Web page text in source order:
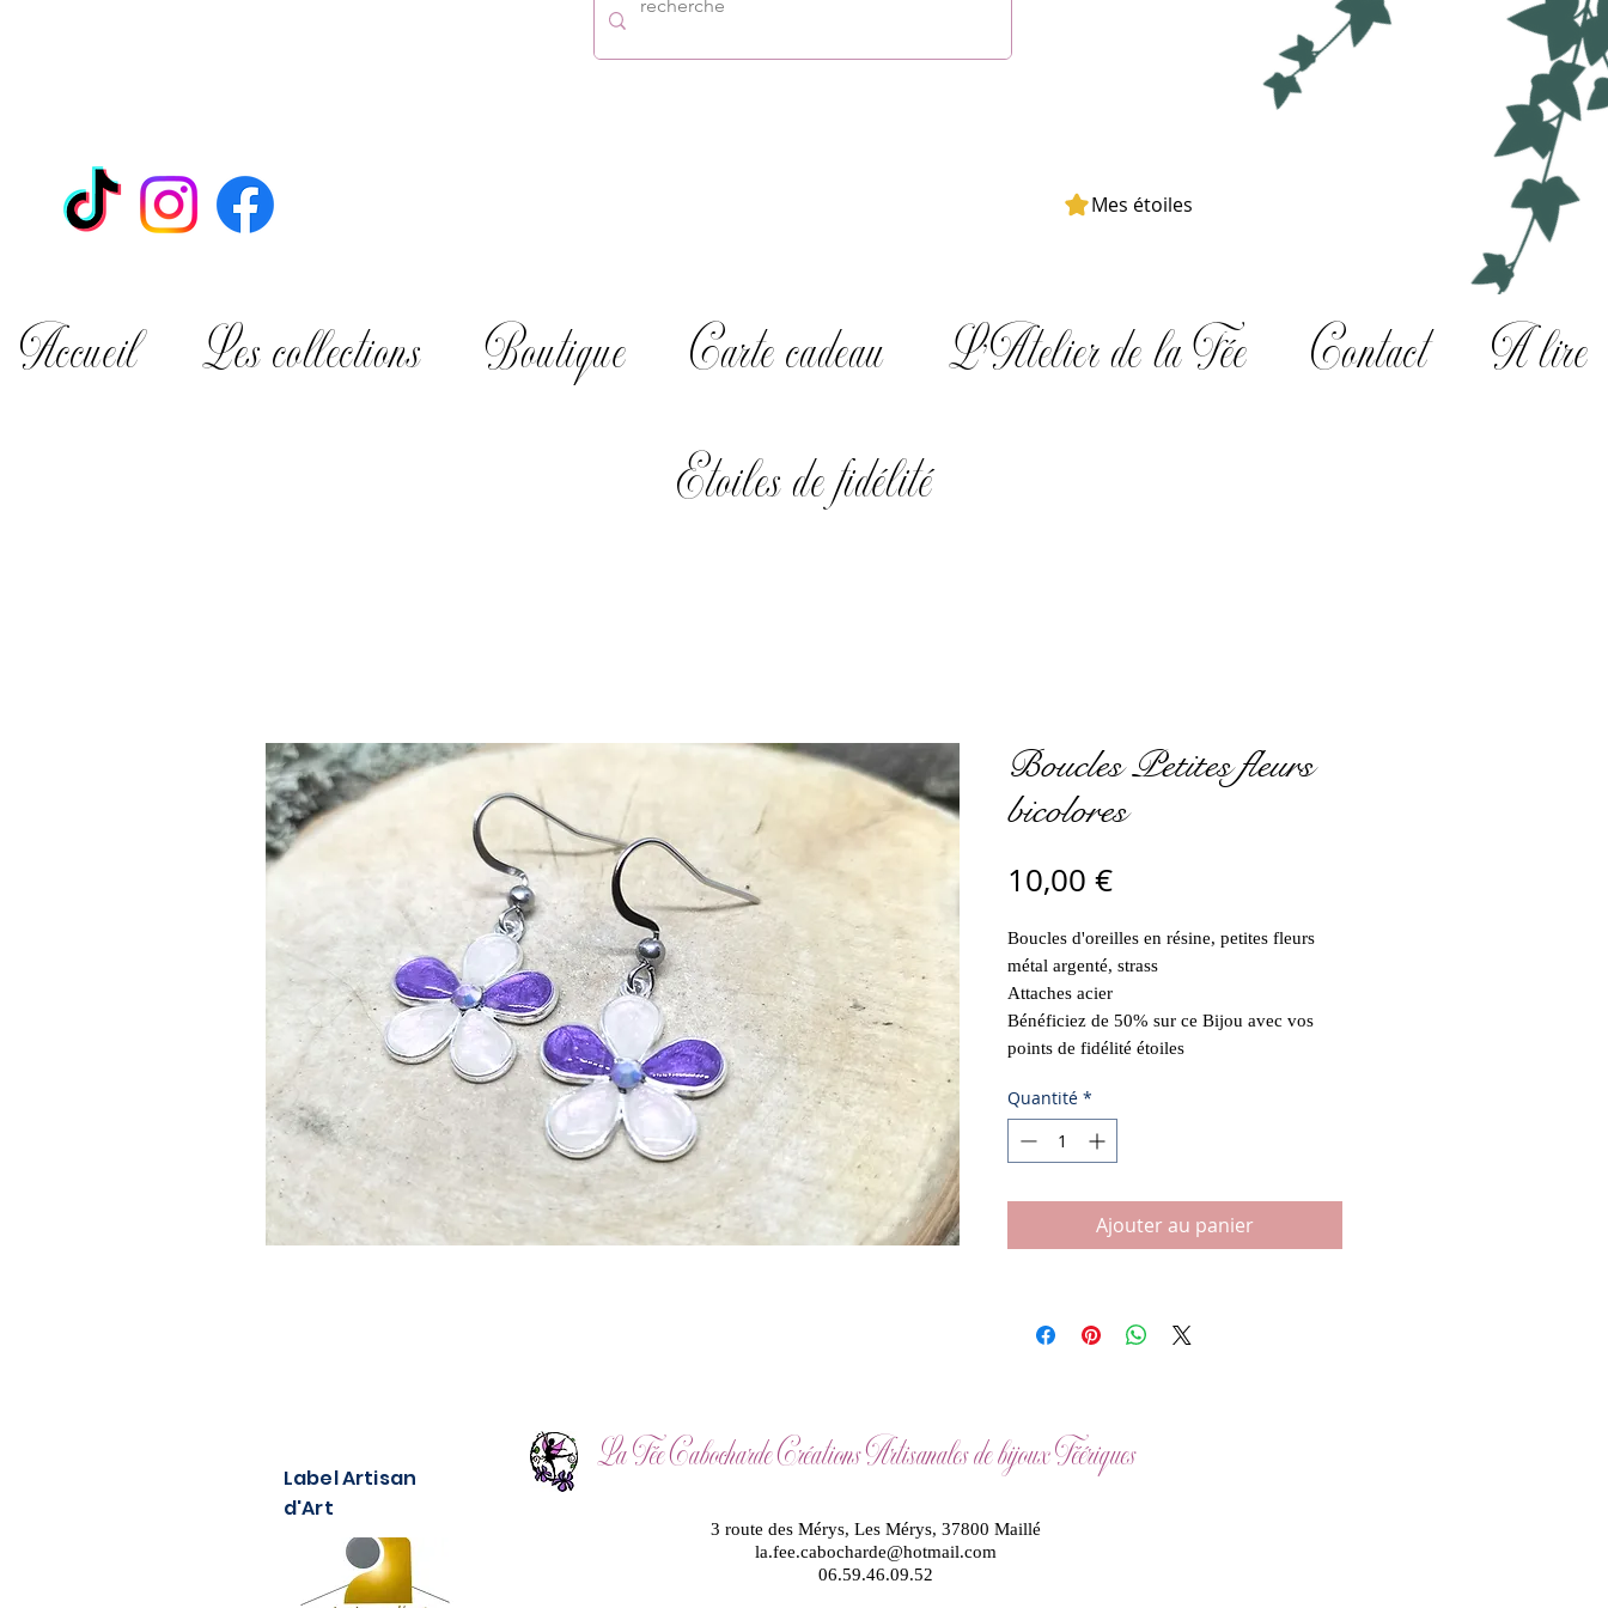
Mes étoiles
Accueil Les collections Boutique Carte cadeau L'Atelier de la Fée Contact
A lire
Etoiles de fidélité
Boucles Petites fleurs
bicolores
10,00 €Prix
Boucles d'oreilles en résine, petites fleurs
métal argenté, strass
Attaches acier
Bénéficiez de 50% sur ce Bijou avec vos
points de fidélité étoiles
Quantité *
Ajouter au panier
Label Artisan
d'Art
La Fée Cabocharde Créations Artisanales de bijoux Féériques
3 route des Mérys, Les Mérys, 37800 Maillé
la.fee.cabocharde@hotmail.com
06.59.46.09.52